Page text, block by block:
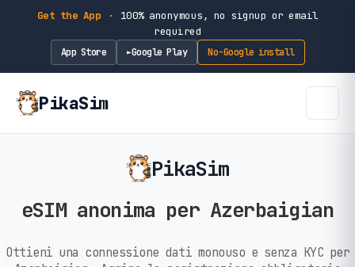
Get the App ·
100% anonymous, no signup or email
required
App Store ►Google Play No-Google install
PikaSim
PikaSim
eSIM anonima per Azerbaigian
Ottieni una connessione dati monouso e senza KYC per